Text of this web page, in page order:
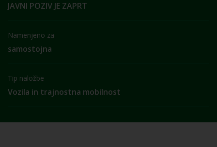
JAVNI POZIV JE ZAPRT
Namenjeno za
samostojna
Tip naložbe
Vozila in trajnostna mobilnost